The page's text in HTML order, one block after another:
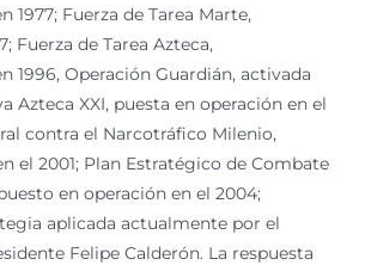
1977; Fuerza de Tarea Marte,
Fuerza de Tarea Azteca,
1996, Operación Guardián, activada
Azteca XXI, puesta en operación en el
contra el Narcotráfico Milenio,
el 2001; Plan Estratégico de Combate
en operación en el 2004;
aplicada actualmente por el
Felipe Calderón. La respuesta